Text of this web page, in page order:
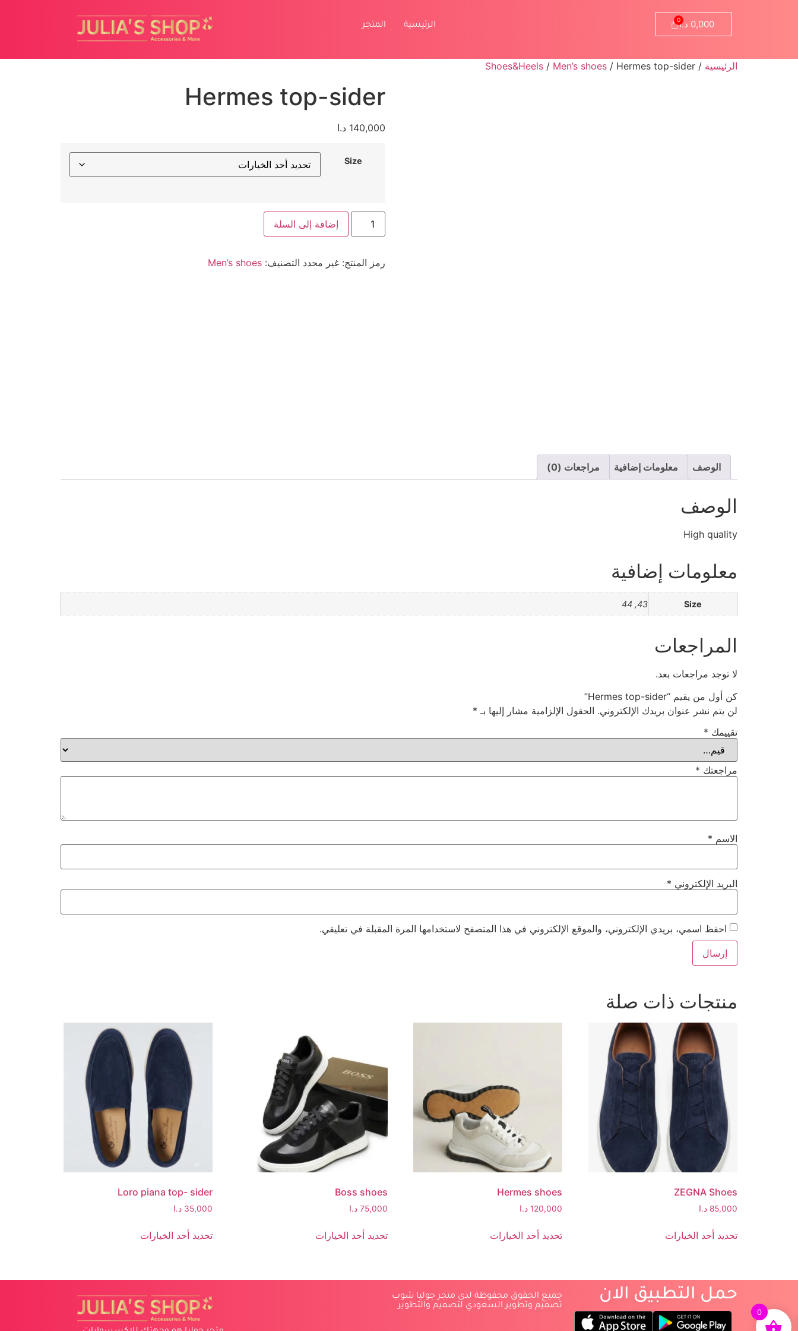
0,000 د.ا الرئيسية المتجر
الرئيسية /
Shoes&Heels / Men’s shoes / Hermes top-sider
Hermes top-sider
140,000 د.ا
Size
إضافة إلى السلة
رمز المنتج: غير محدد التصنيف: Men’s shoes
الوصف معلومات إضافية مراجعات (0)
الوصف
High quality
معلومات إضافية
Size
43, 44
المراجعات
لا توجد مراجعات بعد.
كن أول من يقيم “Hermes top-sider”
لن يتم نشر عنوان بريدك الإلكتروني. الحقول الإلزامية مشار إليها بـ *
تقييمك *
مراجعتك *
الاسم *
البريد الإلكتروني *
احفظ اسمي، بريدي الإلكتروني، والموقع الإلكتروني في هذا المتصفح لاستخدامها المرة المقبلة في تعليقي.
منتجات ذات صلة
ZEGNA Shoes
85,000 د.ا
تحديد أحد الخيارات
Hermes shoes
120,000 د.ا
تحديد أحد الخيارات
Boss shoes
75,000 د.ا
تحديد أحد الخيارات
Loro piana top- sider
35,000 د.ا
تحديد أحد الخيارات
حمل التطبيق الان
‏جميع الحقوق محفوظة لدى متجر جوليا شوب
‏تصميم وتطوير السعودي لتصميم والتطوير
0